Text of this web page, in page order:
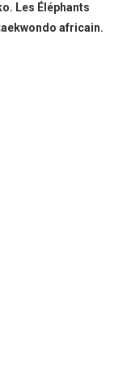
Les Éléphants
africain.